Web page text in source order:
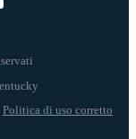
Politica di uso corretto